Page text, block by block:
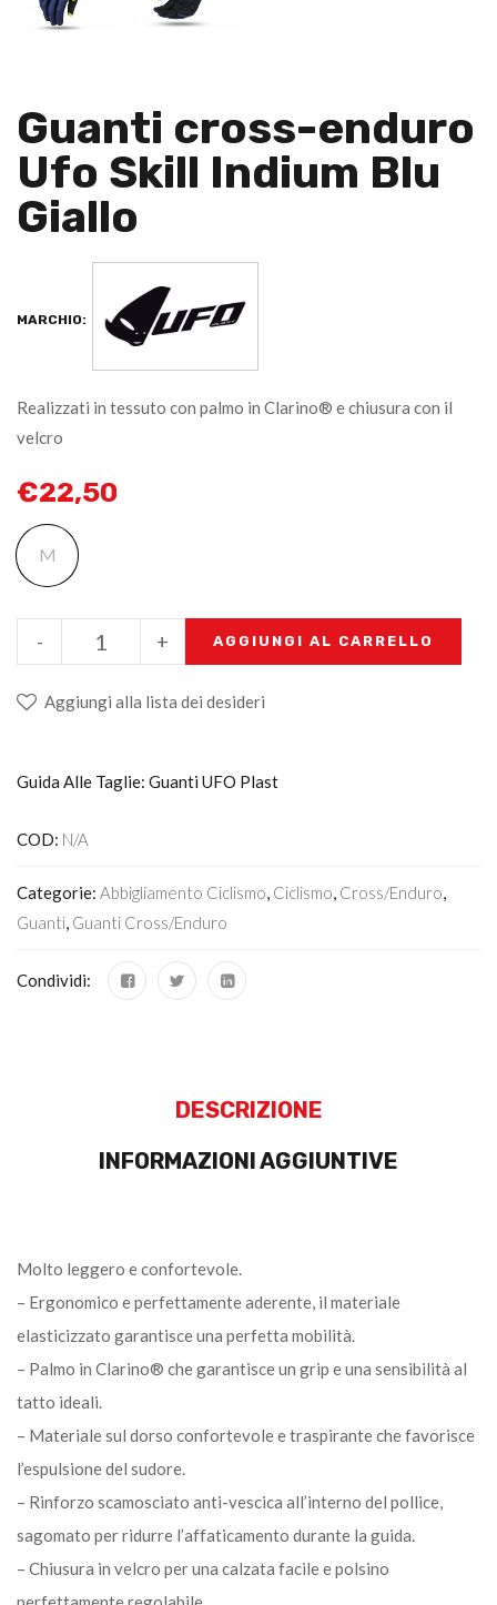
Guanti cross-enduro
Ufo Skill Indium Blu
Giallo
MARCHIO:
Realizzati in tessuto con palmo in Clarino® e chiusura con il
velcro
€22,50
M
+
- AGGIUNGI AL CARRELLO
Aggiungi alla lista dei desideri
Guida Alle Taglie: Guanti UFO Plast
COD: N/A
Categorie: Abbigliamento Ciclismo, Ciclismo, Cross/Enduro,
Guanti, Guanti Cross/enduro
Condividi:
DESCRIZIONE
INFORMAZIONI AGGIUNTIVE
Molto leggero e confortevole.
– Ergonomico e perfettamente aderente, il materiale
elasticizzato garantisce una perfetta mobilità.
– Palmo in Clarino® che garantisce un grip e una sensibilità al
tatto ideali.
– Materiale sul dorso confortevole e traspirante che favorisce
l’espulsione del sudore.
– Rinforzo scamosciato anti-vescica all’interno del pollice,
sagomato per ridurre l’affaticamento durante la guida.
– Chiusura in velcro per una calzata facile e polsino